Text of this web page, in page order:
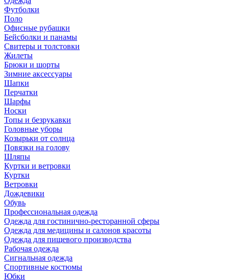
Футболки
Поло
Офисные рубашки
Бейсболки и панамы
Свитеры и толстовки
Жилеты
Брюки и шорты
Зимние аксессуары
Шапки
Перчатки
Шарфы
Носки
Топы и безрукавки
Головные уборы
Козырьки от солнца
Повязки на голову
Шляпы
Куртки и ветровки
Куртки
Ветровки
Дождевики
Обувь
Профессиональная одежда
Одежда для гостинично-ресторанной сферы
Одежда для медицины и салонов красоты
Одежда для пищевого производства
Рабочая одежда
Сигнальная одежда
Спортивные костюмы
Юбки